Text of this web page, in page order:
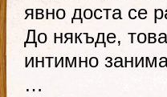
явно доста се
До някъде,
интимно
…